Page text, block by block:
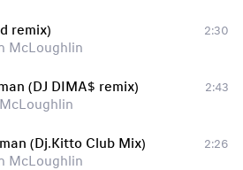
remix)
McLoughlin
2:30
(DJ DIMA$ remix)
2:43
(Dj.Kitto Club Mix)
McLoughlin
2:26